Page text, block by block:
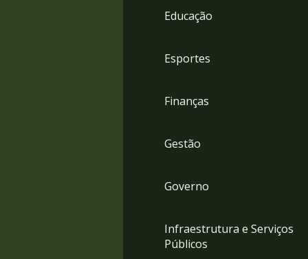
Educação
Esportes
Finanças
Gestão
Governo
Infraestrutura e Serviços
Públicos